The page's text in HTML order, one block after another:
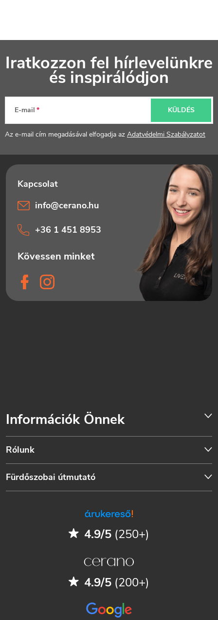
s
e
l
m
e
i
á
é
Iratkozzon fel hírlevelünkre
és inspirálódjon
E-mail
Az e-mail cím megadásával elfogadja az Adatvédelmi Szabályzatot
KÜLDÉS
Információk Önnek
Rólunk
Fürdőszobai útmutató
info@cerano.hu
+36 1 451 8953
4.9/5 (250+)
4.9/5 (200+)